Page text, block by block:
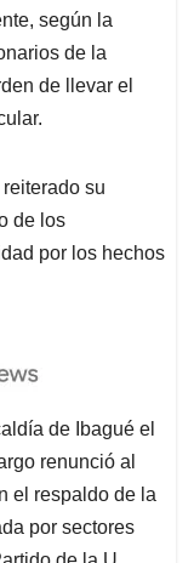
según la
de la
de llevar el
su
de los
por los hechos
de Ibagué el
renunció al
el respaldo de la
por sectores